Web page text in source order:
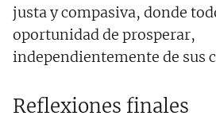
justa y compasiva, donde
oportunidad de prosperar,
independientemente de sus
Reflexiones finales